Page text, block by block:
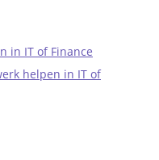
in IT of Finance
helpen in IT of